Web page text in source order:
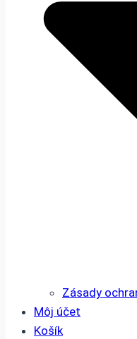
Zásady
Môj účet
Košík